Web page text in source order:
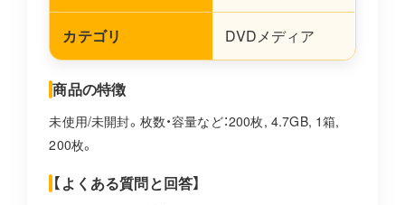
カテゴリ DVDメディア
商品の特徴
未使用/未開封。枚数・容量など：200枚, 4.7GB, 1箱,
200枚。
【よくある質問と回答】